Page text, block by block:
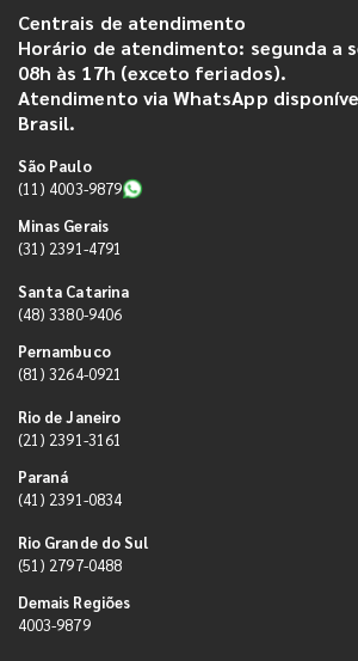
Centrais de atendimento
Horário de atendimento: segunda a
08h às 17h (exceto feriados).
Atendimento via WhatsApp
Brasil.
São Paulo
(11) 4003-9879
Minas Gerais
(31) 2391-4791
Santa Catarina
(48) 3380-9406
Pernambuco
(81) 3264-0921
Rio de Janeiro
(21) 2391-3161
Paraná
(41) 2391-0834
Rio Grande do Sul
(51) 2797-0488
Demais Regiões
4003-9879